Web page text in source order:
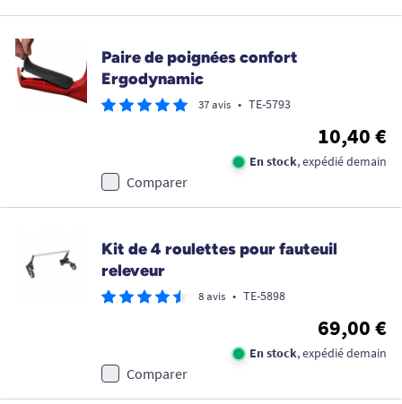
Paire de poignées confort
Ergodynamic
37 avis • TE-5793
10,40 €
En stock, expédié demain
Comparer
Kit de 4 roulettes pour fauteuil
releveur
8 avis • TE-5898
69,00 €
En stock, expédié demain
Comparer